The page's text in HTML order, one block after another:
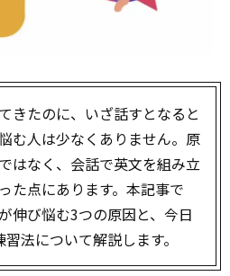
きたのに、いざ話すとなると
む人は少なくありません。原
はなく、会話で英文を組み立
た点にあります。本記事で
伸び悩む3つの原因と、今日
法について解説します。